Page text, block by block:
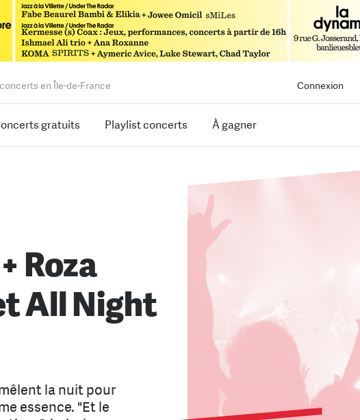
Connexion
en Île-de-France
gratuits Playlist concerts À gagner
Roza
All Night
la nuit pour
essence. "Et le